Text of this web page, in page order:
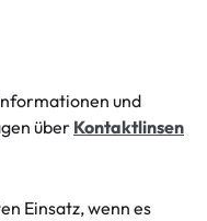
und
über Kontaktlinsen
Einsatz, wenn es